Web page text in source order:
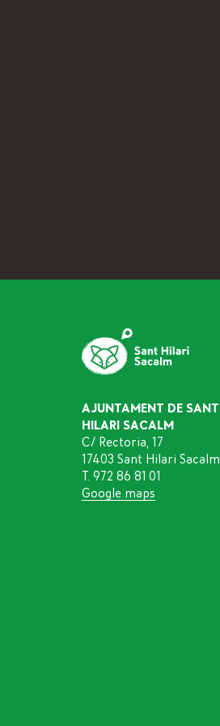
AJUNTAMENT DE SANT
HILARI SACALM
C/ Rectoria, 17
17403 Sant Hilari Sacalm
T. 972 86 81 01
Google maps